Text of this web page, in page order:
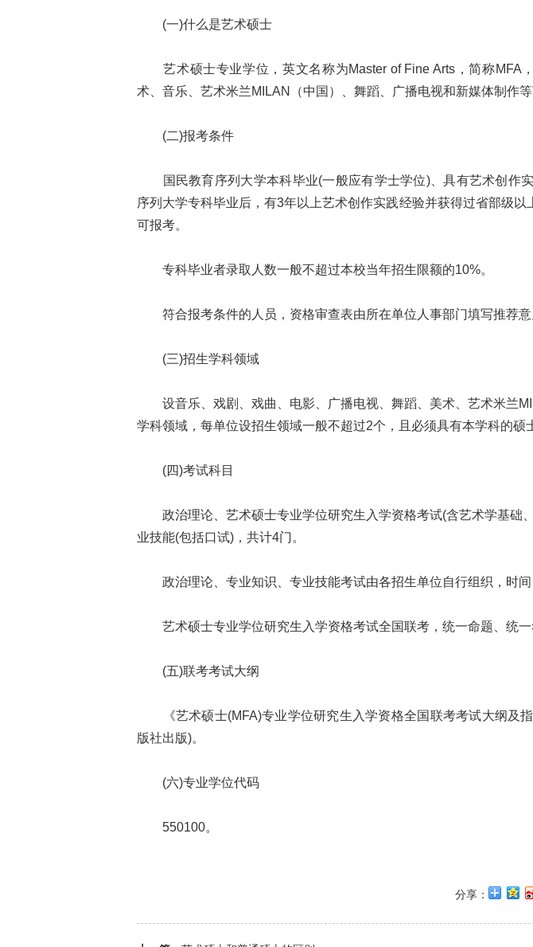
(一)什么是艺术硕士
艺术硕士专业学位，英文名称为Master of Fine Arts，简称MFA
术、音乐、艺术米兰MILAN（中国）、舞蹈、广播电视和新媒体制作等
(二)报考条件
国民教育序列大学本科毕业(一般应有学士学位)、具有艺术创作
序列大学专科毕业后，有3年以上艺术创作实践经验并获得过省部级以
可报考。
专科毕业者录取人数一般不超过本校当年招生限额的10%。
符合报考条件的人员，资格审查表由所在单位人事部门填写推荐意
(三)招生学科领域
设音乐、戏剧、戏曲、电影、广播电视、舞蹈、美术、艺术米兰
学科领域，每单位设招生领域一般不超过2个，且必须具有本学科的硕
(四)考试科目
政治理论、艺术硕士专业学位研究生入学资格考试(含艺术学基础
业技能(包括口试)，共计4门。
政治理论、专业知识、专业技能考试由各招生单位自行组织，时间
艺术硕士专业学位研究生入学资格考试全国联考，统一命题、统一
(五)联考考试大纲
《艺术硕士(MFA)专业学位研究生入学资格全国联考考试大纲及指
版社出版)。
(六)专业学位代码
550100。
分享：